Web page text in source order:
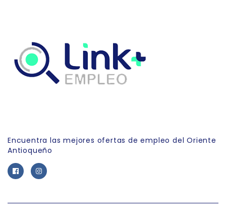
Encuentra las mejores ofertas de empleo del Oriente
Antioqueño